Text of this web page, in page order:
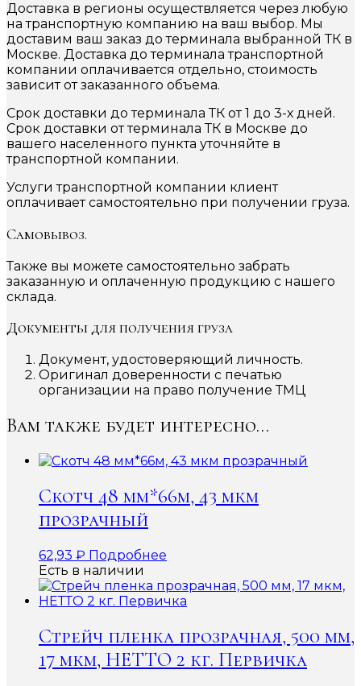
Доставка в регионы осуществляется через любую
на транспортную компанию на ваш выбор. Мы
доставим ваш заказ до терминала выбранной ТК в
Москве. Доставка до терминала транспортной
компании оплачивается отдельно, стоимость
зависит от заказанного объема.
Срок доставки до терминала ТК от 1 до 3-х дней.
Срок доставки от терминала ТК в Москве до
вашего населенного пункта уточняйте в
транспортной компании.
Услуги транспортной компании клиент
оплачивает самостоятельно при получении груза.
Самовывоз.
Также вы можете самостоятельно забрать
заказанную и оплаченную продукцию с нашего
склада.
Документы для получения груза
Документ, удостоверяющий личность.
Оригинал доверенности с печатью
организации на право получение ТМЦ
Вам также будет интересно…
Скотч 48 мм*66м, 43 мкм
прозрачный
62,93 ₽ Подробнее
Есть в наличии
Стрейч пленка прозрачная, 500 мм,
17 мкм, НЕТТО 2 кг. Первичка